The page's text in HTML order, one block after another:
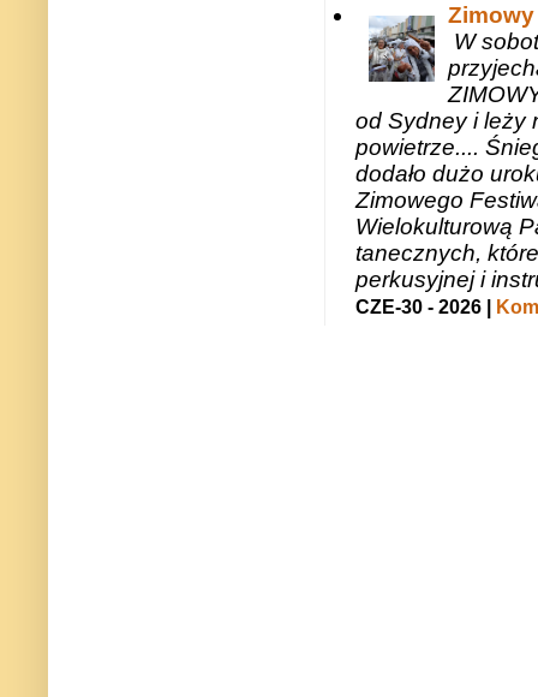
W
od Sydney i leży
powietrze....
dodało dużo
Zimowego
Wielokulturową
tanecznych,
perkusyjnej i
CZE-30 - 2026 |